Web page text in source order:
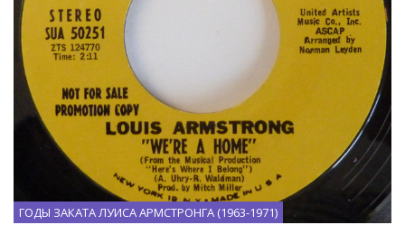
ГОДЫ ЗАКАТА ЛУИСА АРМСТРОНГА (1963-1971)